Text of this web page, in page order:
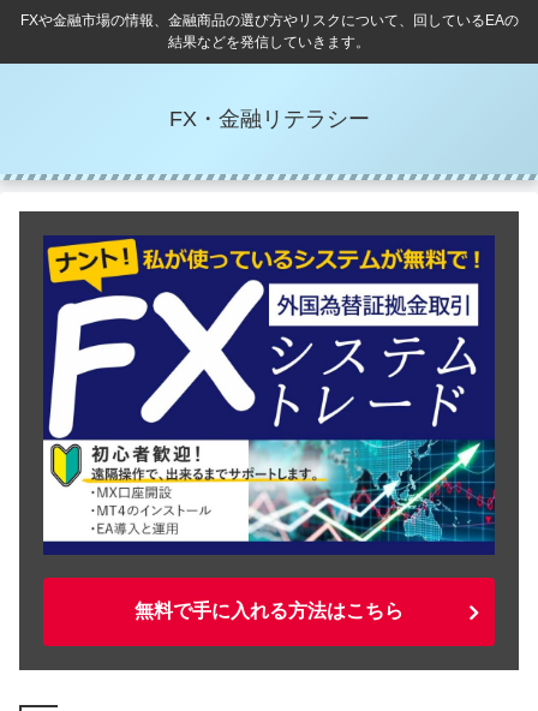
FXや金融市場の情報、金融商品の選び方やリスクについて、回しているEAの
結果などを発信していきます。
FX・金融リテラシー
無料で手に入れる方法はこちら